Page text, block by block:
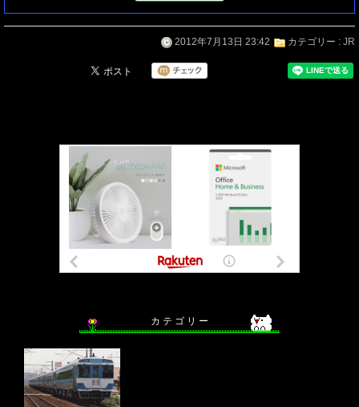
2012年7月13日 23:42 カテゴリー : JR
カ テ ゴ リ ー